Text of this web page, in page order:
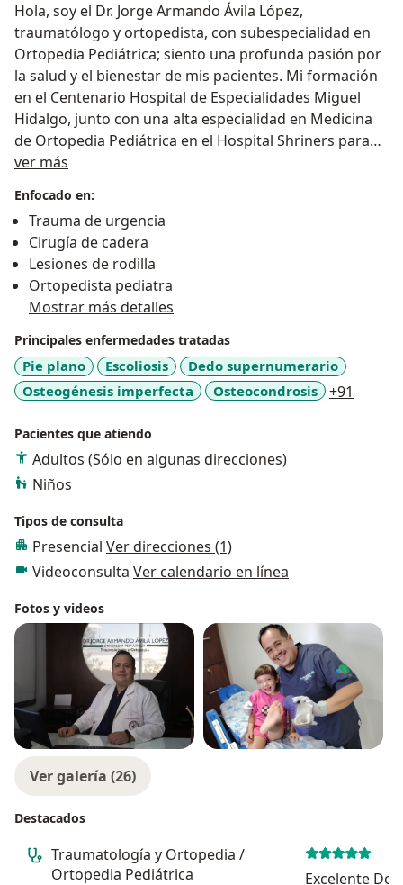
Hola, soy el Dr. Jorge Armando Ávila López,
traumatólogo y ortopedista, con subespecialidad en
Ortopedia Pediátrica; siento una profunda pasión por
la salud y el bienestar de mis pacientes. Mi formación
en el Centenario Hospital de Especialidades Miguel
Hidalgo, junto con una alta especialidad en Medicina
de Ortopedia Pediátrica en el Hospital Shriners para
Niños, me ha permitido entender las complejidades
enfoque médico, sino también desde un lugar
humano. Cada día, me esfuerzo por brindar atención
compasiva y personalizada, reconociendo que detrás
de cada diagnóstico hay una historia y una familia que
confía en mí.
Mi compromiso va más allá de la medicina; se trata de
establecer conexiones genuinas con mis pacientes y
sus familias. A lo largo de mi trayectoria, he tenido el
privilegio de formar parte de diversas instituciones y
mantienen actualizado en los avances de nuestra
especialidad. Estoy aquí para ayudar a quienes más
amas, será un honor recibir tu confianza para
ver más
Enfocado en:
Trauma de urgencia
Cirugía de cadera
Lesiones de rodilla
Ortopedista pediatra
Mostrar más detalles
Principales enfermedades tratadas
Pie plano Escoliosis
Dedo supernumerario
Osteogénesis imperfecta
Osteocondrosis +91
Pacientes que atiendo
Adultos (Sólo en algunas direcciones)
Niños
Tipos de consulta
Presencial Ver direcciones (1)
Videoconsulta Ver calendario en línea
Fotos y videos
Ver galería (26)
Destacados
Traumatología y Ortopedia /
Ortopedia Pediátrica
Excelente